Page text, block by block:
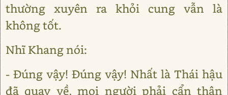
thường xuyên ra khỏi cung vẫn là
không tốt.
Nhĩ Khang nói:
- Ðúng vậy! Ðúng vậy! Nhất là Thái hậu
đã quay về, mọi người phải cẩn thận